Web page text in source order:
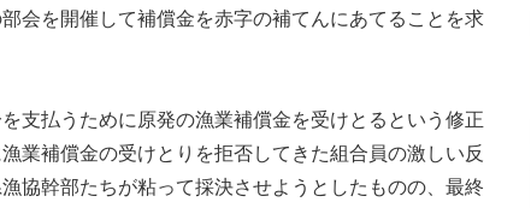
会を開催して補償金を赤字の補てんにあてることを求
支払うために原発の漁業補償金を受けとるという修正
業補償金の受けとりを拒否してきた組合員の激しい反
協幹部たちが粘って採決させようとしたものの、最終